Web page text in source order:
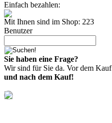
Einfach bezahlen:
Mit Ihnen sind im Shop: 223
Benutzer
Sie haben eine Frage?
Wir sind für Sie da. Vor dem Kauf
und nach dem Kauf!